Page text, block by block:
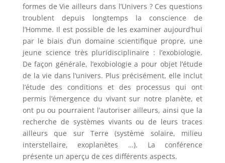
formes de Vie ailleurs dans l’Univers ? Ces questions
troublent depuis longtemps la conscience de
l’Homme. Il est possible de les examiner aujourd’hui
par le biais d’un domaine scientifique propre, une
jeune science très pluridisciplinaire : l’exobiologie.
De façon générale, l’exobiologie a pour objet l’étude
de la vie dans l’univers. Plus précisément, elle inclut
l’étude des conditions et des processus qui ont
permis l’émergence du vivant sur notre planète, et
ont pu ou pourraient l’autoriser ailleurs, ainsi que la
recherche de systèmes vivants ou de leurs traces
ailleurs que sur Terre (système solaire, milieu
interstellaire, exoplanètes …). La conférence
présente un aperçu de ces différents aspects.